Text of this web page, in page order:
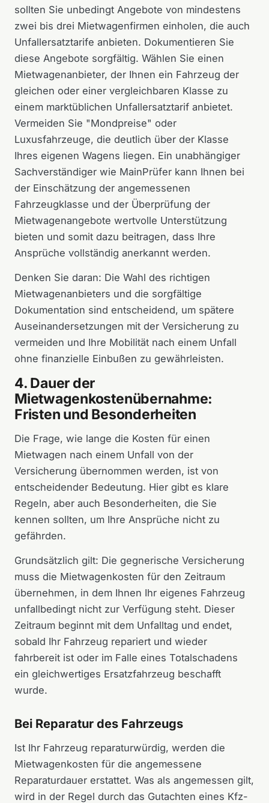
sollten Sie unbedingt Angebote von mindestens
zwei bis drei Mietwagenfirmen einholen, die auch
Unfallersatztarife anbieten. Dokumentieren Sie
diese Angebote sorgfältig. Wählen Sie einen
Mietwagenanbieter, der Ihnen ein Fahrzeug der
gleichen oder einer vergleichbaren Klasse zu
einem marktüblichen Unfallersatztarif anbietet.
Vermeiden Sie "Mondpreise" oder
Luxusfahrzeuge, die deutlich über der Klasse
Ihres eigenen Wagens liegen. Ein unabhängiger
Sachverständiger wie MainPrüfer kann Ihnen bei
der Einschätzung der angemessenen
Fahrzeugklasse und der Überprüfung der
Mietwagenangebote wertvolle Unterstützung
bieten und somit dazu beitragen, dass Ihre
Ansprüche vollständig anerkannt werden.
Denken Sie daran: Die Wahl des richtigen
Mietwagenanbieters und die sorgfältige
Dokumentation sind entscheidend, um spätere
Auseinandersetzungen mit der Versicherung zu
vermeiden und Ihre Mobilität nach einem Unfall
ohne finanzielle Einbußen zu gewährleisten.
4. Dauer der
Mietwagenkostenübernahme:
Fristen und Besonderheiten
Die Frage, wie lange die Kosten für einen
Mietwagen nach einem Unfall von der
Versicherung übernommen werden, ist von
entscheidender Bedeutung. Hier gibt es klare
Regeln, aber auch Besonderheiten, die Sie
kennen sollten, um Ihre Ansprüche nicht zu
gefährden.
Grundsätzlich gilt: Die gegnerische Versicherung
muss die Mietwagenkosten für den Zeitraum
übernehmen, in dem Ihnen Ihr eigenes Fahrzeug
unfallbedingt nicht zur Verfügung steht. Dieser
Zeitraum beginnt mit dem Unfalltag und endet,
sobald Ihr Fahrzeug repariert und wieder
fahrbereit ist oder im Falle eines Totalschadens
ein gleichwertiges Ersatzfahrzeug beschafft
wurde.
Bei Reparatur des Fahrzeugs
Ist Ihr Fahrzeug reparaturwürdig, werden die
Mietwagenkosten für die angemessene
Reparaturdauer erstattet. Was als angemessen gilt,
wird in der Regel durch das Gutachten eines Kfz-